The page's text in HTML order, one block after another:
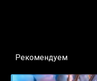
Рекомендуем